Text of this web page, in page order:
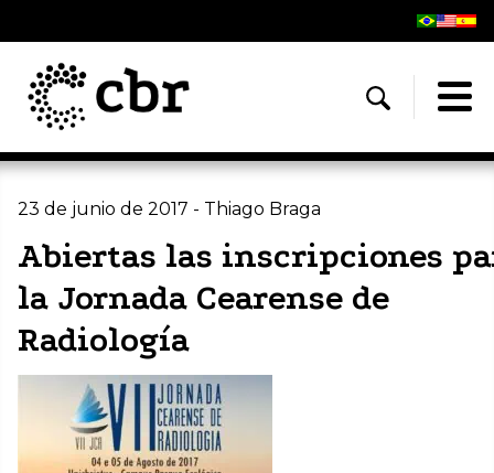
23 de junio de 2017 - Thiago Braga
Abiertas las inscripciones
la Jornada Cearense de
Radiología